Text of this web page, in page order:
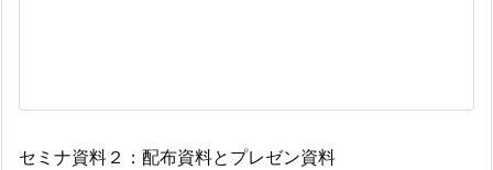
セミナ資料２：配布資料とプレゼン資料